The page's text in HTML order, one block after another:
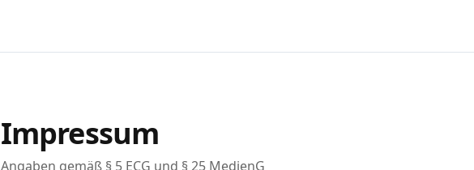
Impressum
Angaben gemäß § 5 ECG und § 25 MedienG